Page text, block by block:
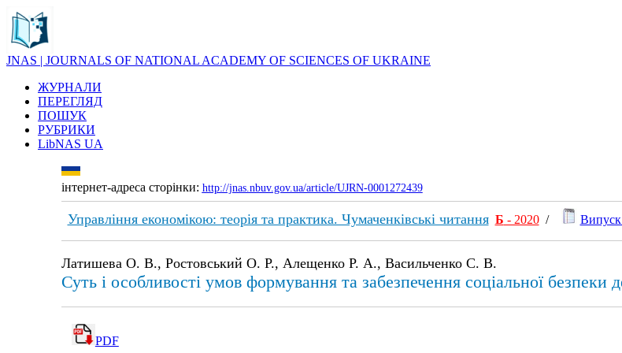
JNAS | JOURNALS OF NATIONAL ACADEMY OF SCIENCES OF UKRAINE
ЖУРНАЛИ
ПЕРЕГЛЯД
ПОШУК
РУБРИКИ
LibNAS UA
інтернет-адреса сторінки: http://jnas.nbuv.gov.ua/article/UJRN-0001272439
Управління економікою: теорія та практика. Чумаченківські читання Б - 2020/
Латишева О. В., Ростовський О. Р., Алещенко Р. А., Васильченко С. В.
Суть і особливості умов формування та забезпечення соціальної безпеки
PDF